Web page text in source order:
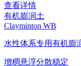
查看详情
有机膨润土
Clayminton WB
水性体系专用有机膨
增稠悬浮分散稳定